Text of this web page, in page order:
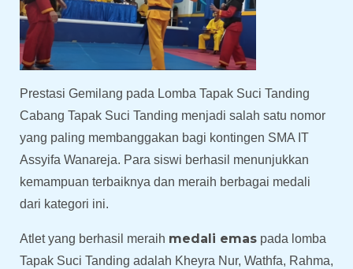
Prestasi Gemilang pada Lomba Tapak Suci Tanding
Cabang Tapak Suci Tanding menjadi salah satu nomor
yang paling membanggakan bagi kontingen SMA IT
Assyifa Wanareja. Para siswi berhasil menunjukkan
kemampuan terbaiknya dan meraih berbagai medali
dari kategori ini.
Atlet yang berhasil meraih medali emas pada lomba
Tapak Suci Tanding adalah Kheyra Nur, Wathfa, Rahma,